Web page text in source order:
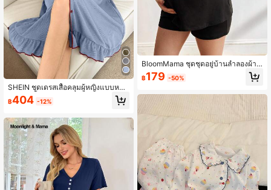
SHEIN ชุดเดรสเสื้อคลุมผู้หญิงแบบหลว
มๆ แขนสั้น ปกพับลง ผ้ารัดรูปช่วงเอว ช
ายระบาย คอวี แบบเสื้อเปิด ลายบล็อกสี
฿404 -12%
BloomMama ชุดชุดอยู่บ้านลำลองผ้าลู
กไม้ปะติดใส่สบาย, สวมใส่ง่าย, เหมาะ
สำหรับคุณแม่ให้นมบุตรและสตรีมีครร
฿179 -50%